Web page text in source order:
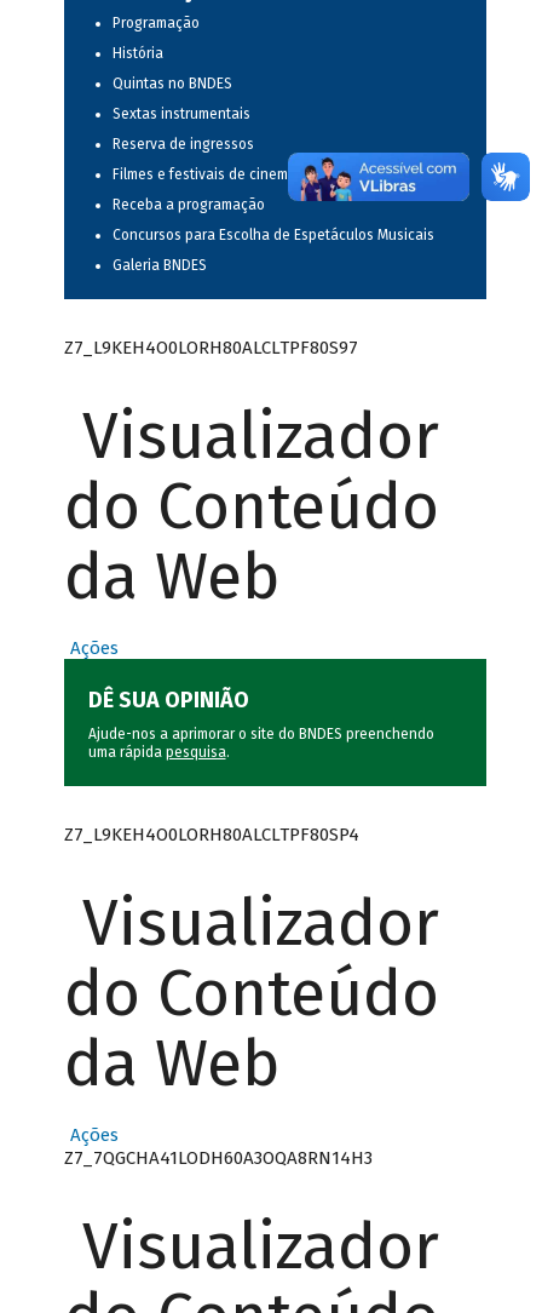
Programação
História
Quintas no BNDES
Sextas instrumentais
Reserva de ingressos
Filmes e festivais de cinema
Receba a programação
Concursos para Escolha de Espetáculos Musicais
Galeria BNDES
Z7_L9KEH4O0LORH80ALCLTPF80S97
Visualizador
do Conteúdo
da Web
Ações
DÊ SUA OPINIÃO
Ajude-nos a aprimorar o site do BNDES preenchendo
uma rápida pesquisa.
Z7_L9KEH4O0LORH80ALCLTPF80SP4
Visualizador
do Conteúdo
da Web
Ações
Z7_7QGCHA41LODH60A3OQA8RN14H3
Visualizador